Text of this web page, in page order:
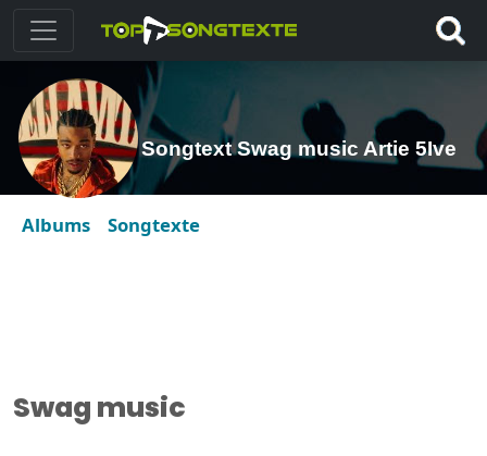
Songtext Swag music Artie 5Ive
Albums Songtexte
Swag music